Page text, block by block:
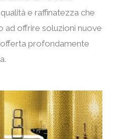
e raffinatezza che
ad offrire soluzioni nuove
profondamente